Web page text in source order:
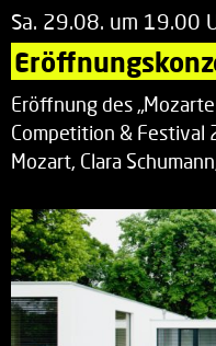
Sa. 29.08. um 19.00
Eröffnung des
Competition & Festival
Mozart, Clara